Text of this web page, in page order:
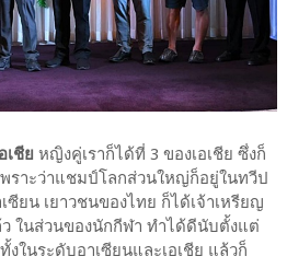
เชีย หญิงคู่เราก็ได้ที่ 3 ของเอเชีย ซึ่งก็
ราะว่าแชมป์โลกส่วนใหญ่ก็อยู่ในทวีป
ซียน เยาวชนของไทย ก็ได้เจ้าเหรียญ
ในส่วนของนักกีฬา ทำได้ดีนับตั้งแต่
ในระดับอาเซียนและเอเชีย แล้วก็